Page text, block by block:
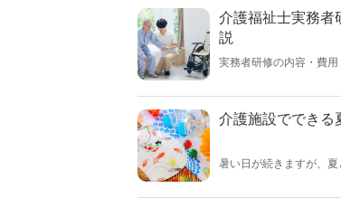
介護福祉士実務者
説
実務者研修の内容・費
介護施設でできる
暑い日が続きますが、